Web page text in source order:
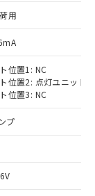
用
位置1: NC
位置2: 点灯ユニット
位置3: NC
プ
）の
商品で
非含
ある